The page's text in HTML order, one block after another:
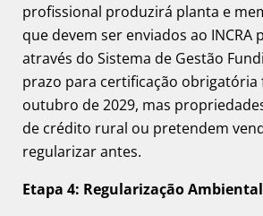
profissional produzirá planta e
que devem ser enviados ao INCRA
através do Sistema de Gestão
prazo para certificação
outubro de 2029, mas
de crédito rural ou pretendem
regularizar antes.
Etapa 4: Regularização Ambiental